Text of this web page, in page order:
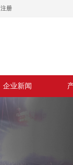
注册
企业新闻